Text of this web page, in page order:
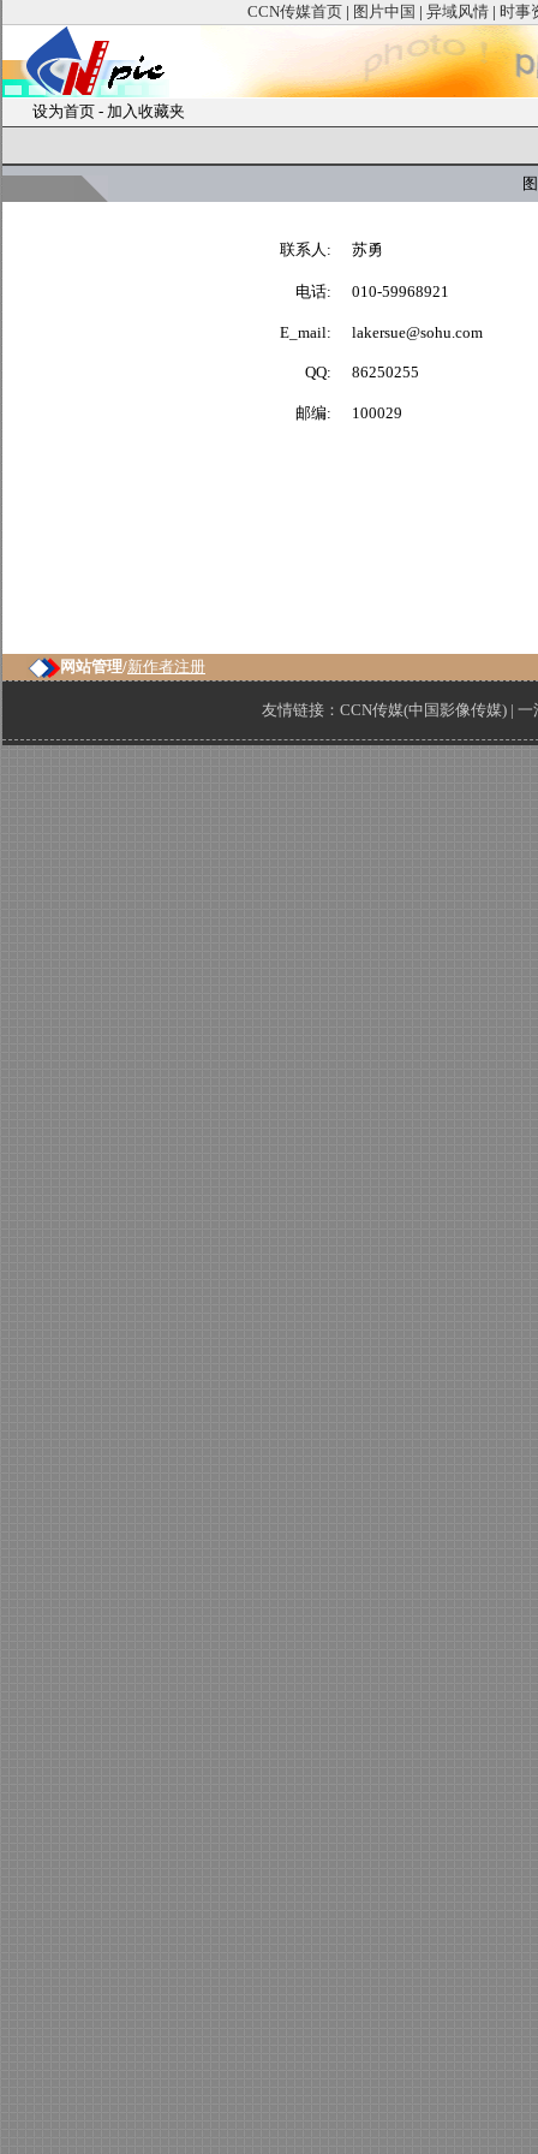
CCN传媒首页 | 图片中国 | 异域风情 | 时事
设为首页 - 加入收藏夹
图
联系人: 苏勇
电话: 010-59968921
E_mail: lakersue@sohu.com
QQ: 86250255
邮编: 100029
网站管理/新作者注册
友情链接： CCN传媒(中国影像传媒) | 一